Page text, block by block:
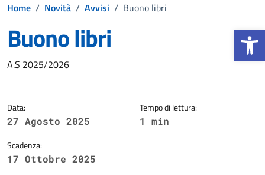
Apri la
Home / Novità / Avvisi / Buono libri
Buono libri
Dettagli della notizia
A.S 2025/2026
Data:
27 Agosto 2025
Scadenza:
17 Ottobre 2025
Tempo di lettura:
1 min